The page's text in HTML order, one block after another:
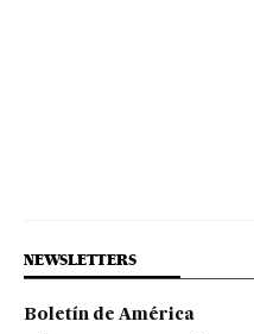
NEWSLETTERS
Boletín de América